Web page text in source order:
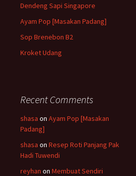
Dendeng Sapi Singapore
Ayam Pop [Masakan Padang]
Sop Brenebon B2
Kroket Udang
Recent Comments
shasa on Ayam Pop [Masakan
Padang]
shasa on Resep Roti Panjang Pak
Hadi Tuwendi
reyhan on Membuat Sendiri